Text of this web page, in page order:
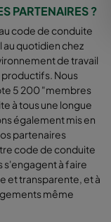
PARTENAIRES ?
code de conduite
au quotidien chez
de travail
productifs. Nous
5 200 "membres
à tous une longue
également mis en
partenaires
code de conduite
s'engagent à faire
et transparente, et à
même